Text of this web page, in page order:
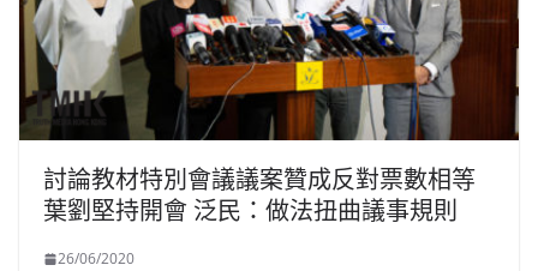
討論教材特別會議議案贊成反對票數相等
葉劉堅持開會 泛民：做法扭曲議事規則
26/06/2020